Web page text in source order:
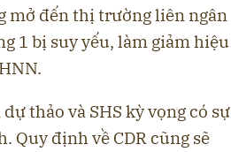
mở đến thị trường liên ngân
1 bị suy yếu, làm giảm hiệu
thảo và SHS kỳ vọng có sự
Quy định về CDR cũng sẽ